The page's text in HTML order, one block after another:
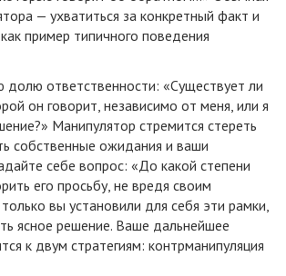
— ухватиться за конкретный факт и
пример типичного поведения
ответственности: «Существует ли
он говорит, независимо от меня, или я
Манипулятор стремится стереть
собственные ожидания и ваши
себе вопрос: «До какой степени
его просьбу, не вредя своим
вы установили для себя эти рамки,
ясное решение. Ваше дальнейшее
к двум стратегиям: контрманипуляция